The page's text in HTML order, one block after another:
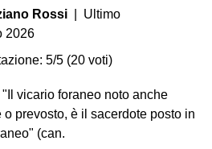
Rossi | Ultimo
2026
5/5 (20 voti)
vicario foraneo noto anche
prevosto, è il sacerdote posto in
(can.